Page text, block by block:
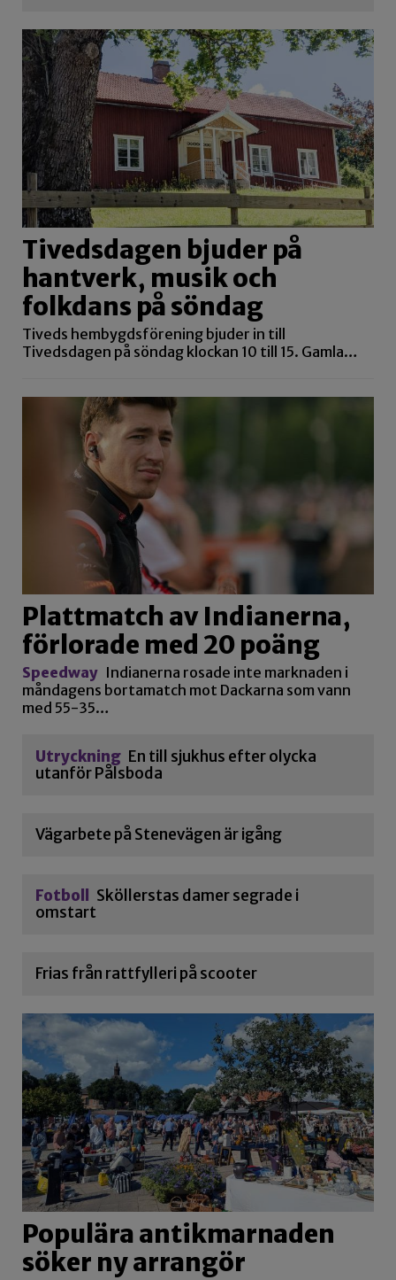
Tivedsdagen bjuder på
hantverk, musik och
folkdans på söndag
Tiveds hembygdsförening bjuder in till
Tivedsdagen på söndag klockan 10 till 15. Gamla…
Plattmatch av Indianerna,
förlorade med 20 poäng
Speedway Indianerna rosade inte marknaden i
måndagens bortamatch mot Dackarna som vann
med 55-35…
Utryckning En till sjukhus efter olycka
utanför Pålsboda
Vägarbete på Stenevägen är igång
Fotboll
Sköllerstas damer segrade i
omstart
Frias från rattfylleri på scooter
Populära antikmarnaden
söker ny arrangör